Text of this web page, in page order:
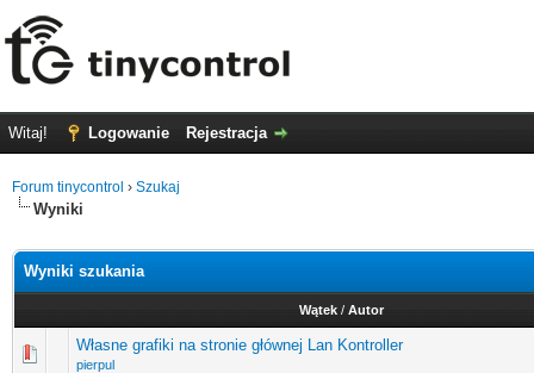
Witaj! Logowanie Rejestracja
Forum tinycontrol › Szukaj
Wyniki
Wyniki szukania
Wątek / Autor
Własne grafiki na stronie głównej Lan Kontroller
pierpul